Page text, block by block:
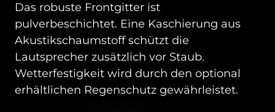
Das robuste Frontgitter ist
pulverbeschichtet. Eine Kaschierung aus
Akustikschaumstoff schützt die
Lautsprecher zusätzlich vor Staub.
Wetterfestigkeit wird durch den optional
erhältlichen Regenschutz gewährleistet.